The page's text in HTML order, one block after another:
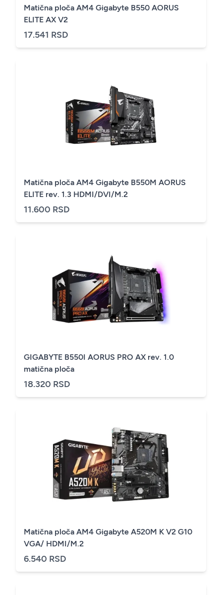
Matična ploča AM4 Gigabyte B550 AORUS
ELITE AX V2
17.541 RSD
Matična ploča AM4 Gigabyte B550M AORUS
ELITE rev. 1.3 HDMI/DVI/M.2
11.600 RSD
GIGABYTE B550I AORUS PRO AX rev. 1.0
matična ploča
18.320 RSD
Matična ploča AM4 Gigabyte A520M K V2 G10
VGA/ HDMI/M.2
6.540 RSD